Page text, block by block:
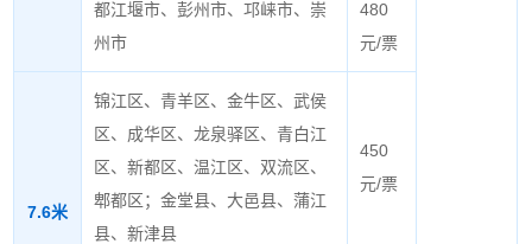
都江堰市、彭州市、邛崃市、崇
州市
480
元/票
7.6米
锦江区、青羊区、金牛区、武侯
区、成华区、龙泉驿区、青白江
区、新都区、温江区、双流区、
郫都区；金堂县、大邑县、蒲江
县、新津县
450
元/票